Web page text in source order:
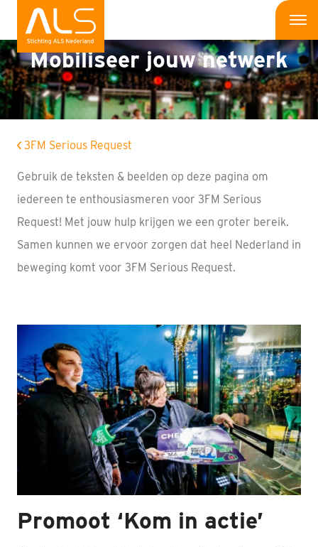
Wat is ALS
Wat kun jij doen
Bedrijven
Onderzoek
Patiënten
Nabestaanden
Webshop
Contact
Mobiliseer jouw netwerk
3FM Serious Request
Gebruik de teksten & beelden op deze pagina om
iedereen te enthousiasmeren voor 3FM Serious
Request! Met jouw hulp krijgen we een groter bereik.
Samen kunnen we ervoor zorgen dat heel Nederland in
beweging komt voor 3FM Serious Request.
Promoot ‘Kom in actie’